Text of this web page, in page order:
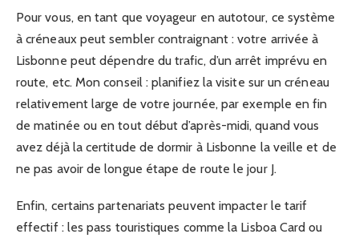
Pour vous, en tant que voyageur en autotour, ce système
à créneaux peut sembler contraignant : votre arrivée à
Lisbonne peut dépendre du trafic, d’un arrêt imprévu en
route, etc. Mon conseil : planifiez la visite sur un créneau
relativement large de votre journée, par exemple en fin
de matinée ou en tout début d’après-midi, quand vous
avez déjà la certitude de dormir à Lisbonne la veille et de
ne pas avoir de longue étape de route le jour J.
Enfin, certains partenariats peuvent impacter le tarif
effectif : les pass touristiques comme la Lisboa Card ou